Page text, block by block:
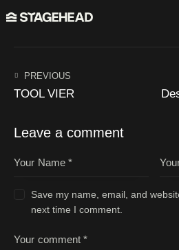
PREVIOUS
TOOL VIER
Leave a comment
Save my name, email, and
next time I comment.
HOME
LEISTUNGEN